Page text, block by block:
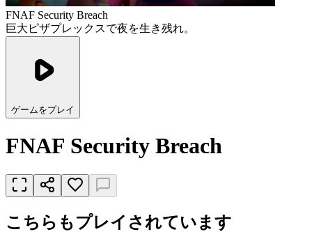
FNAF Security Breach
巨大ピザプレックスで夜を生き残れ。
ゲームをプレイ
FNAF Security Breach
こちらもプレイされています